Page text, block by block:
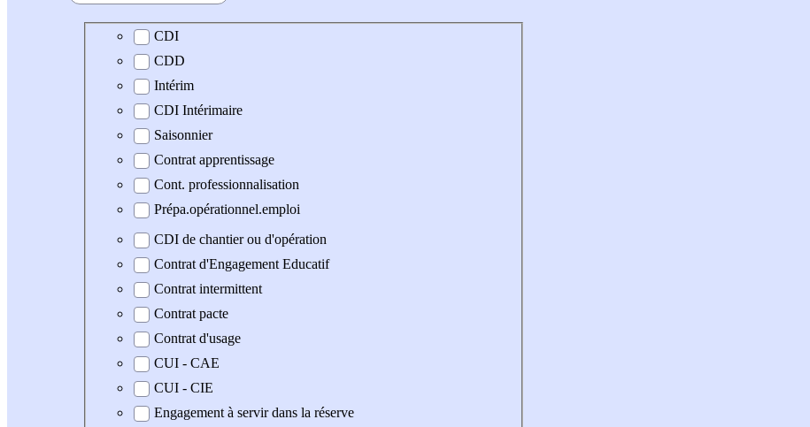
Type de contrat
CDI
CDD
Intérim
CDI Intérimaire
Saisonnier
Contrat apprentissage
Cont. professionnalisation
Prépa.opérationnel.emploi
CDI de chantier ou d'opération
Contrat d'Engagement Educatif
Contrat intermittent
Contrat pacte
Contrat d'usage
CUI - CAE
CUI - CIE
Engagement à servir dans la réserve